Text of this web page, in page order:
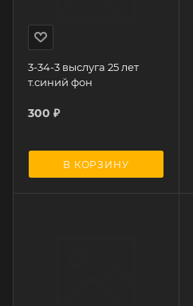
3-34-3 выслуга 25 лет
т.синий фон
300 ₽
В КОРЗИНУ